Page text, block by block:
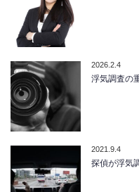
2026.2.4
浮気調査の
2021.9.4
探偵が浮気